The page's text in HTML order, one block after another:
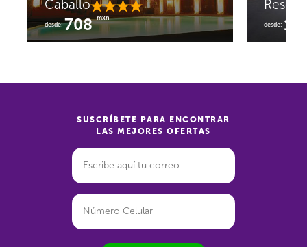
Caballo
desde:708mxn
Resort
desde:
SUSCRÍBETE PARA ENCONTRAR
LAS MEJORES OFERTAS